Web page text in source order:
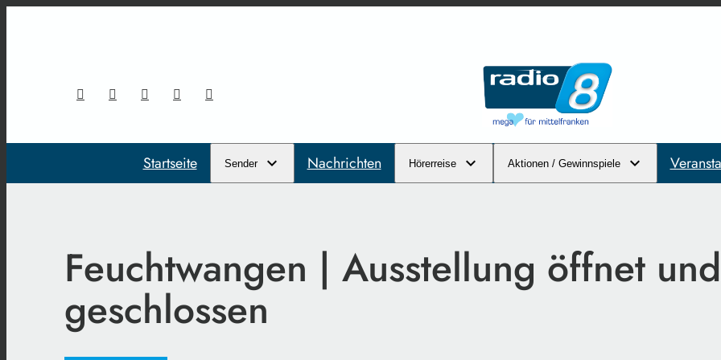
Startseite Sender Nachrichten Hörerreise Aktionen / Gewinnspiele
Feuchtwangen | Ausstellung öffnet
geschlossen